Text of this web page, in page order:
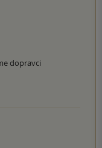
dopravci